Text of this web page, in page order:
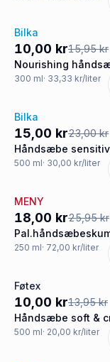
-37%
Bilka
10,00 kr15,95 kr
Nourishing
oliven og mælk
300 ml· 33,33 kr/liter
-35%
Bilka
15,00 kr23,00 kr
Håndsæbe
parfumefri refill
500 ml· 30,00 kr/liter
-31%
MENY
18,00 kr25,95 kr
250 ml· 72,00 kr/liter
-28%
Føtex
10,00 kr13,95 kr
Håndsæbe soft &
500 ml· 20,00 kr/liter